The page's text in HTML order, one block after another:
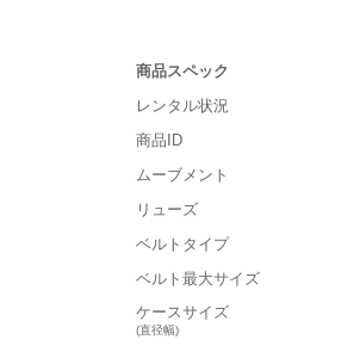
商品スペック
レンタル状況
商品ID
ムーブメント
リューズ
ベルトタイプ
ベルト最大サイズ
ケースサイズ
(直径幅)
■重さ(ベルト込み)
■ケースの大きさ
小さい
■装飾感